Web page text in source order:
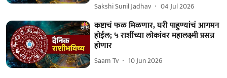
Sakshi Sunil Jadhav 04 Jul 2026
कष्टाचं फळ मिळणार, घरी पाहुण्यांचं आगमन
होईल; ५ राशींच्या लोकांवर महालक्ष्मी प्रसन्न
होणार
Saam Tv 10 Jun 2026